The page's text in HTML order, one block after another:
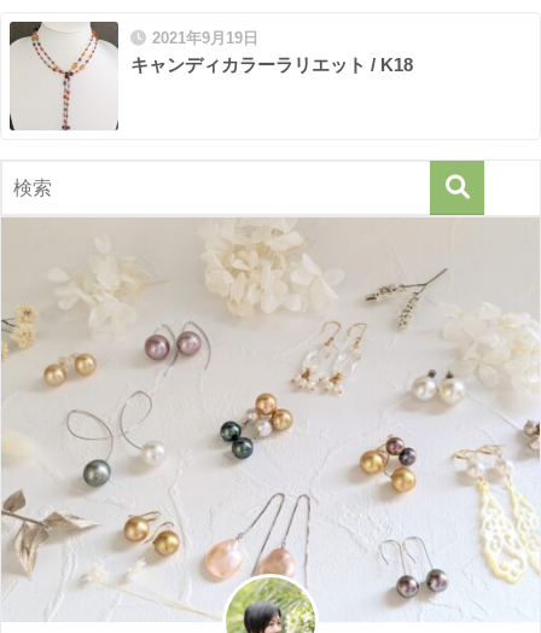
2021年9月19日
キャンディカラーラリエット / K18